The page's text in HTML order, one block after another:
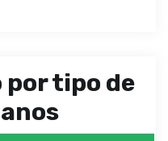
tipo de